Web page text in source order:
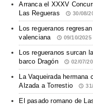
Arranca el XXXV
Las Regueras
30/08/
Los regueranos
valenciana
09/10/2025
Los regueranos surcan
barco Dragón
02/07/
La Vaqueirada hermana
Alzada a Torrestio
El pasado romano de